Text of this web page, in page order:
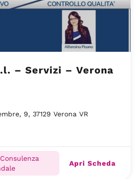
– Servizi – Verona
9, 37129 Verona VR
Apri Scheda